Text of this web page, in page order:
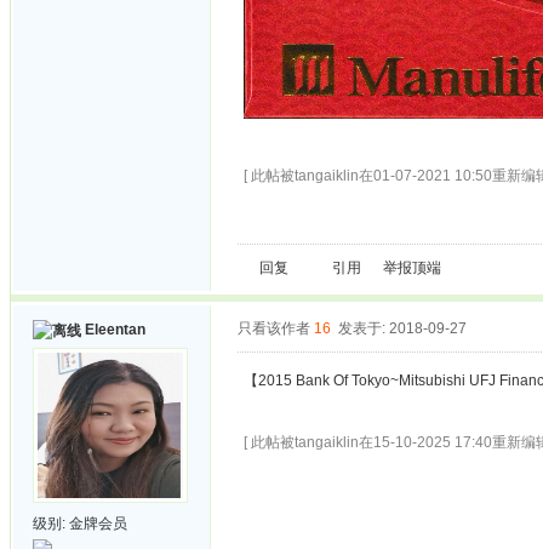
[ 此帖被tangaiklin在01-07-2021 10:50重新编
回复 引用 举报顶端
Eleentan
级别: 金牌会员
只看该作者 16 发表于: 2018-09-27
【2015 Bank Of Tokyo~Mitsubishi UFJ
[ 此帖被tangaiklin在15-10-2025 17:40重新编